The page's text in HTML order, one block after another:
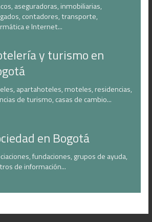
aseguradoras, inmobiliarias,
contadores, transporte,
e Internet...
y turismo en
apartahoteles, moteles, residencias,
de turismo, casas de cambio...
en Bogotá
fundaciones, grupos de ayuda,
de información...